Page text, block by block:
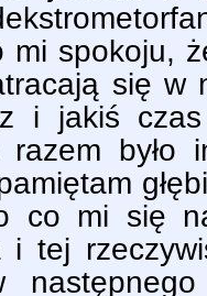
mi spokoju,
się w
i jakiś czas
razem było
co mi się
i tej